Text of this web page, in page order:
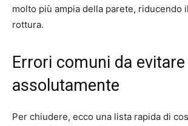
molto più ampia della parete, riducendo
rottura.
Errori comuni da evitare
assolutamente
Per chiudere, ecco una lista rapida di